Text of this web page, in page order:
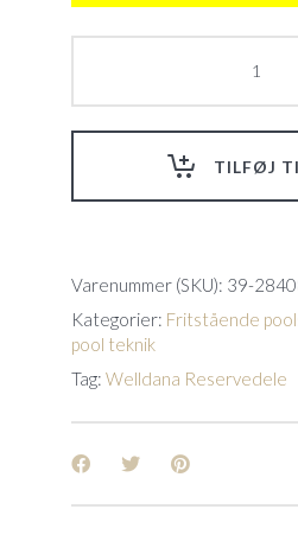
nr.
2,62
mm
quantity
TILFØJ
Varenummer (SKU): 39-
Kategorier: Fritstående
pool teknik
Tag: Welldana Reservedele